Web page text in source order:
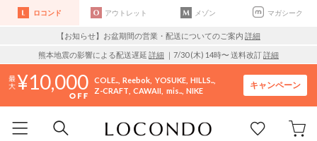
ロコンド アウトレット メゾン マガシーク
【お知らせ】お盆期間の営業・配送についてのご案内 詳細
熊本地震の影響による配送遅延 詳細 ｜7/30 (木) 14時〜 送料改訂詳細
10,000 COLE.. Reebok YOSUKE HILLS..
Z-CRAFT CAWAII mis.. NIKE
キャンペーン